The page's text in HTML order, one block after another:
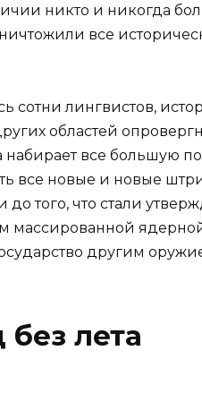
никто и никогда
все
сотни лингвистов,
областей
все большую
все новые и новые
того, что стали
массированной
другим
без лета